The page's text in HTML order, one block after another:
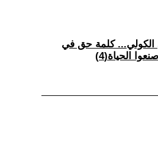
الكولي... كلمة حق في
الحياة(4)